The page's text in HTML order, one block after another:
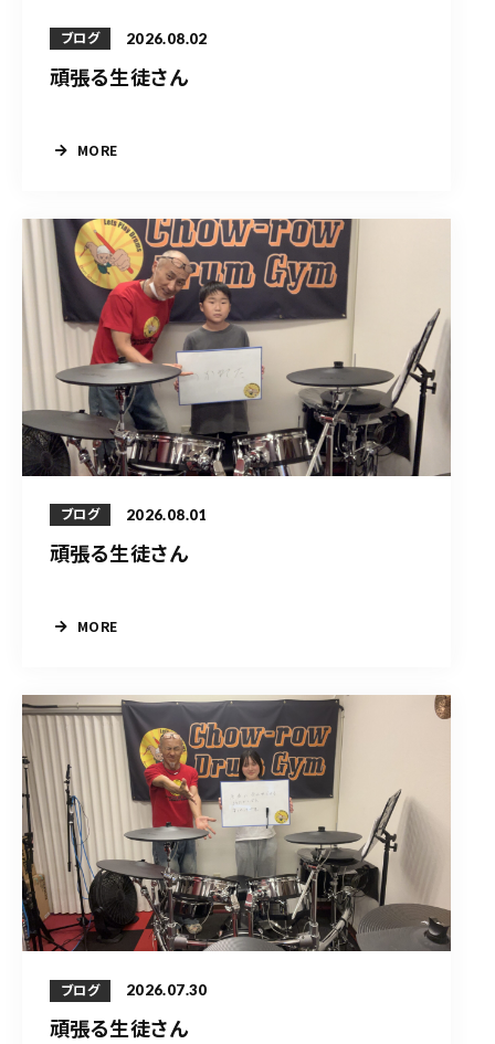
ブログ 2026.08.02
頑張る生徒さん
MORE
ブログ 2026.08.01
頑張る生徒さん
MORE
ブログ 2026.07.30
頑張る生徒さん